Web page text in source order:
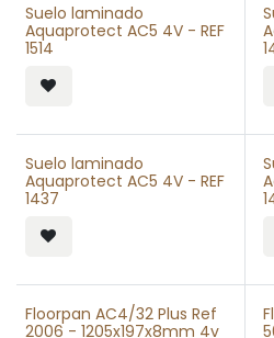
Suelo laminado
Aquaprotect AC5 4V - REF
1514
Suelo laminado
Aquaprotect AC5 4V - REF
1437
Floorpan AC4/32 Plus Ref
2006 - 1205x197x8mm 4v